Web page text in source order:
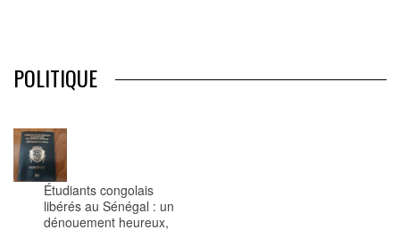
POLITIQUE
Étudiants congolais
libérés au Sénégal : un
dénouement heureux,